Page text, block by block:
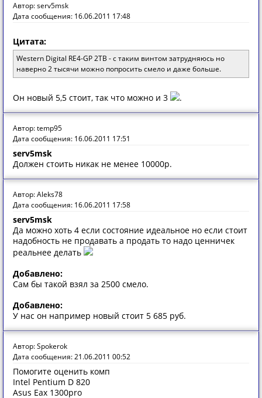
Автор: serv5msk
Дата сообщения: 16.06.2011 17:48
Цитата:
Western Digital RE4-GP 2TB - с таким винтом затрудняюсь но
наверно 2 тысячи можно попросить смело и даже больше.
Он новый 5,5 стоит, так что можно и 3 .
Автор: temp95
Дата сообщения: 16.06.2011 17:51
serv5msk
Должен стоить никак не менее 10000р.
Автор: Aleks78
Дата сообщения: 16.06.2011 17:58
serv5msk
Да можно хоть 4 если состояние идеальное но если стоит
надобность не продавать а продать то надо ценничек
реальнее делать
Добавлено:
Сам бы такой взял за 2500 смело.
Добавлено:
У нас он например новый стоит 5 685 руб.
Автор: Spokerok
Дата сообщения: 21.06.2011 00:52
Помогите оценить комп
Intel Pentium D 820
Asus Eax 1300pro